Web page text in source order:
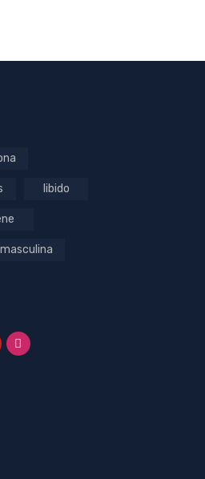
libido